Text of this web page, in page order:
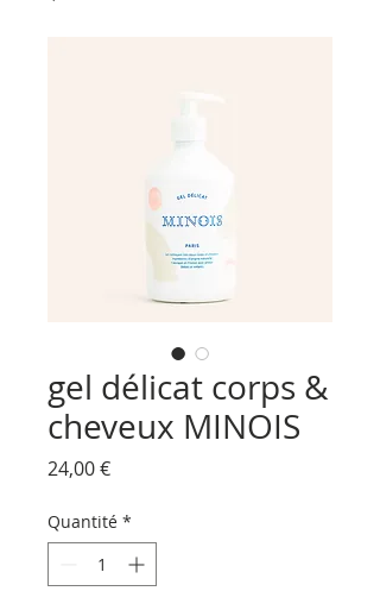
gel délicat corps &
cheveux MINOIS
24,00 €Prix
Quantité *